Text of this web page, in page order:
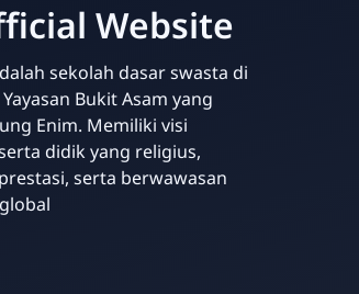
Website
sekolah dasar swasta di
Bukit Asam yang
Enim. Memiliki visi
didik yang religius,
serta berwawasan